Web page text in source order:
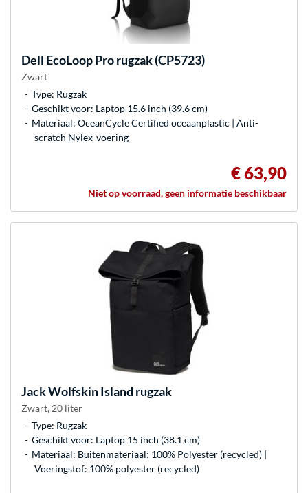
Dell EcoLoop Pro rugzak (CP5723)
Zwart
Type: Rugzak
Geschikt voor: Laptop 15.6 inch (39.6 cm)
Materiaal: OceanCycle Certified oceaanplastic | Anti-
scratch Nylex-voering
€ 63,90
Niet op voorraad, geen informatie beschikbaar
Jack WolfskinIsland rugzak
Zwart, 20 liter
Type: Rugzak
Geschikt voor: Laptop 15 inch (38.1 cm)
Materiaal: Buitenmateriaal: 100% Polyester (recycled) |
Voeringstof: 100% polyester (recycled)